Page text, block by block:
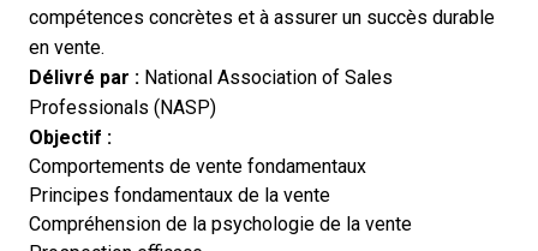
compétences concrètes et à assurer un succès durable
en vente.
Délivré par : National Association of Sales
Professionals (NASP)
Objectif :
Comportements de vente fondamentaux
Principes fondamentaux de la vente
Compréhension de la psychologie de la vente